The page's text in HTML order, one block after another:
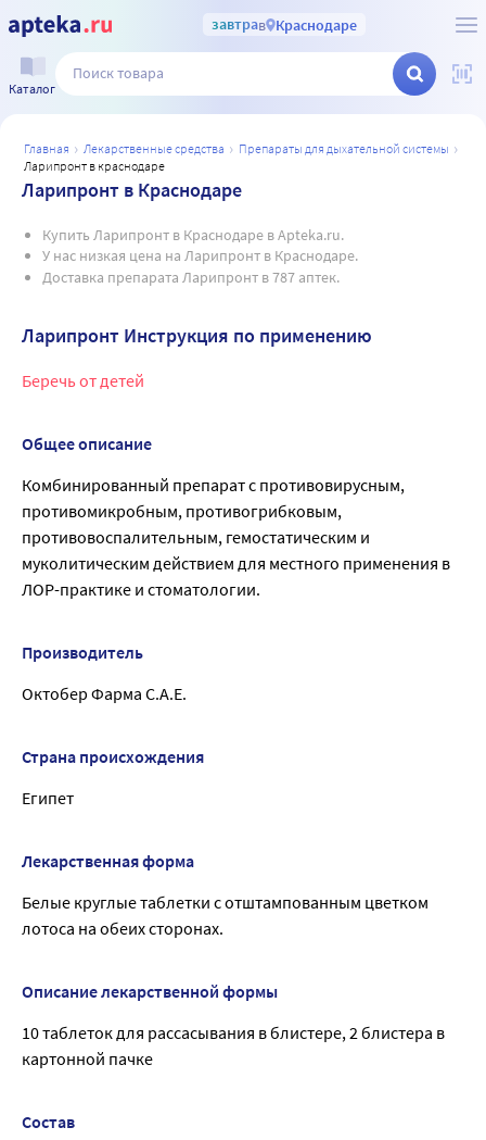
завтрав Краснодаре
Каталог
главная лекарственные средства
препараты для дыхательной системы
ларипронт в краснодаре
Ларипронт в Краснодаре
Купить Ларипронт в Краснодаре в Apteka.ru.
У нас низкая цена на Ларипронт в Краснодаре.
Доставка препарата Ларипронт в 787 аптек.
Ларипронт Инструкция по применению
Беречь от детей
Общее описание
Комбинированный препарат с противовирусным,
противомикробным, противогрибковым,
противовоспалительным, гемостатическим и
муколитическим действием для местного применения в
ЛОР-практике и стоматологии.
Производитель
Октобер Фарма С.А.Е.
Страна происхождения
Египет
Лекарственная форма
Белые круглые таблетки с отштампованным цветком
лотоса на обеих сторонах.
Описание лекарственной формы
10 таблеток для рассасывания в блистере, 2 блистера в
картонной пачке
Состав